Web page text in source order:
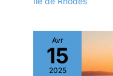
Avr
15
2025